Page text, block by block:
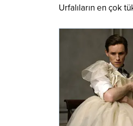
Urfalıların en çok